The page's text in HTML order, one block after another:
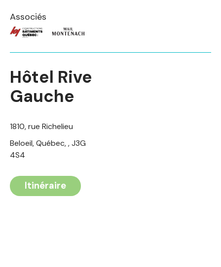
Associés
Hôtel Rive
Gauche
1810, rue Richelieu
Beloeil, Québec, , J3G
4S4​​​
Itinéraire